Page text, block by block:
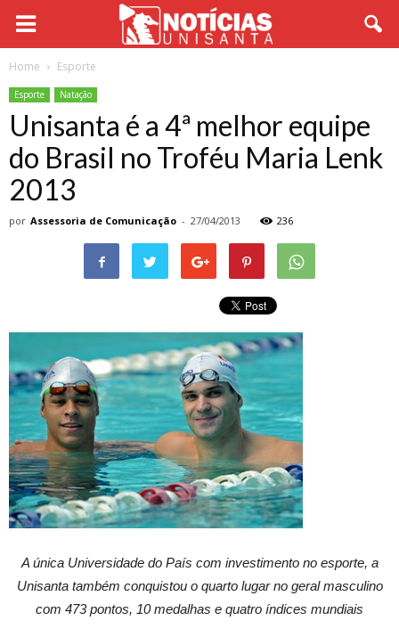
Home Esporte
Esporte Natação
Unisanta é a 4ª melhor equipe
do Brasil no Troféu Maria Lenk
2013
por Assessoria de Comunicação - 27/04/2013 236
A única Universidade do País com investimento no esporte, a
Unisanta também conquistou o quarto lugar no geral masculino
com 473 pontos, 10 medalhas e quatro índices mundiais